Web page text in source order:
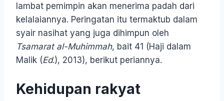
lambat pemimpin akan menerima padah dari
kelalaiannya. Peringatan itu termaktub dalam
syair nasihat yang juga dihimpun oleh
Tsamarat al-Muhimmah, bait 41 (Haji dalam
Malik (Ed.), 2013), berikut periannya.
Kehidupan rakyat